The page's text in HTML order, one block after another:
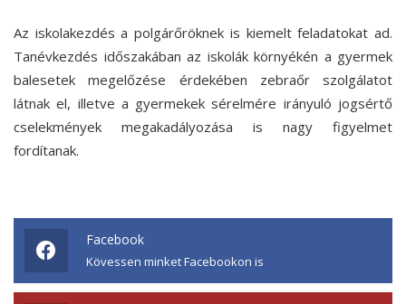
Az iskolakezdés a polgárőröknek is kiemelt feladatokat ad.
Tanévkezdés időszakában az iskolák környékén a gyermek
balesetek megelőzése érdekében zebraőr szolgálatot
látnak el, illetve a gyermekek sérelmére irányuló jogsértő
cselekmények megakadályozása is nagy figyelmet
fordítanak.
Facebook
Kövessen minket Facebookon is